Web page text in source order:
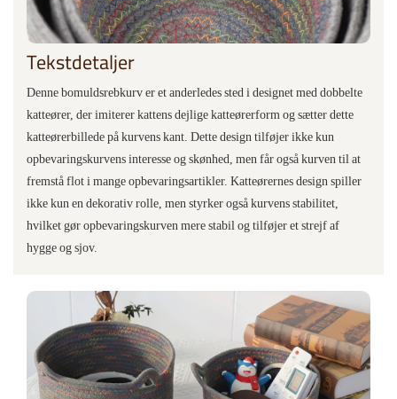
Tekstdetaljer
Denne bomuldsrebkurv er et anderledes sted i designet med dobbelte
katteører, der imiterer kattens dejlige katteørerform og sætter dette
katteørerbillede på kurvens kant. Dette design tilføjer ikke kun
opbevaringskurvens interesse og skønhed, men får også kurven til at
fremstå flot i mange opbevaringsartikler. Katteørernes design spiller
ikke kun en dekorativ rolle, men styrker også kurvens stabilitet,
hvilket gør opbevaringskurven mere stabil og tilføjer et strejf af
hygge og sjov.